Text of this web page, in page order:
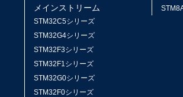
メインストリーム
STM32C5シリーズ
STM32G4シリーズ
STM32F3シリーズ
STM32F1シリーズ
STM32G0シリーズ
STM32F0シリーズ